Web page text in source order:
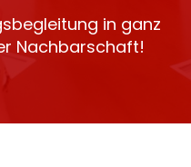
in ganz
Nachbarschaft!